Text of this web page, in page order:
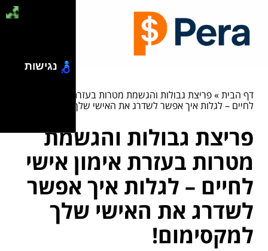
דף הבית»פריצת גבולות והגשמת מטרות בעזרת אימון אישי
לחיים – לגלות איך אפשר לשדרג את האישי שלך למקסימום!
פריצת גבולות והגשמת
מטרות בעזרת אימון אישי
לחיים – לגלות איך אפשר
לשדרג את האישי שלך
למקסימום!
נגישות